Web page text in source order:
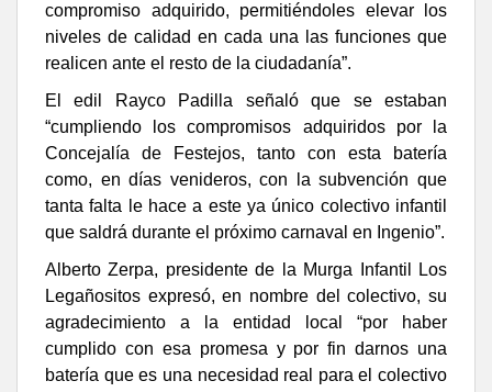
compromiso adquirido, permitiéndoles elevar los
niveles de calidad en cada una las funciones que
realicen ante el resto de la ciudadanía”.
El edil Rayco Padilla señaló que se estaban
“cumpliendo los compromisos adquiridos por la
Concejalía de Festejos, tanto con esta batería
como, en días venideros, con la subvención que
tanta falta le hace a este ya único colectivo infantil
que saldrá durante el próximo carnaval en Ingenio”.
Alberto Zerpa, presidente de la Murga Infantil Los
Legañositos expresó, en nombre del colectivo, su
agradecimiento a la entidad local “por haber
cumplido con esa promesa y por fin darnos una
batería que es una necesidad real para el colectivo